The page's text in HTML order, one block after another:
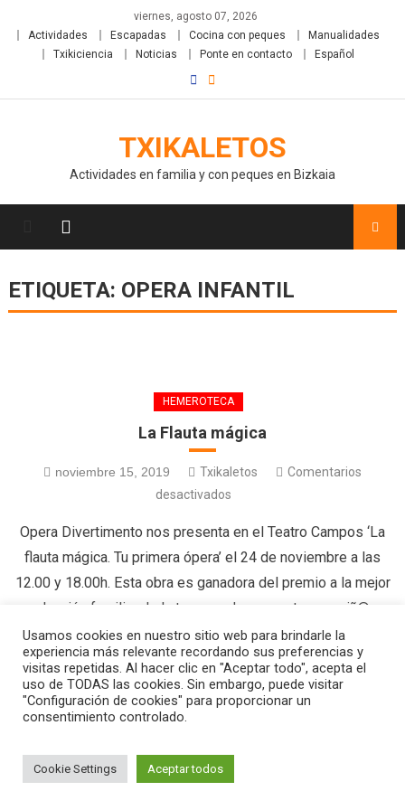
viernes, agosto 07, 2026
Actividades
Escapadas Cocina con peques
Manualidades
Txikiciencia
Noticias Ponte en contacto Español
TXIKALETOS
Actividades en familia y con peques en Bizkaia
ETIQUETA: OPERA INFANTIL
HEMEROTECA
La Flauta mágica
noviembre 15, 2019 Txikaletos
Comentarios
desactivados
Opera Divertimento nos presenta en el Teatro Campos ‘La
flauta mágica. Tu primera ópera’ el 24 de noviembre a las
12.00 y 18.00h. Esta obra es ganadora del premio a la mejor
producción familiar de la temporada y es apta para niñ@s a
partir de 2 años. En ella nos cuentan la historia del Príncipe
[…]
Usamos cookies en nuestro sitio web para brindarle la
experiencia más relevante recordando sus preferencias y
visitas repetidas. Al hacer clic en "Aceptar todo", acepta el
uso de TODAS las cookies. Sin embargo, puede visitar
"Configuración de cookies" para proporcionar un
consentimiento controlado.
Cookie Settings Aceptar todos